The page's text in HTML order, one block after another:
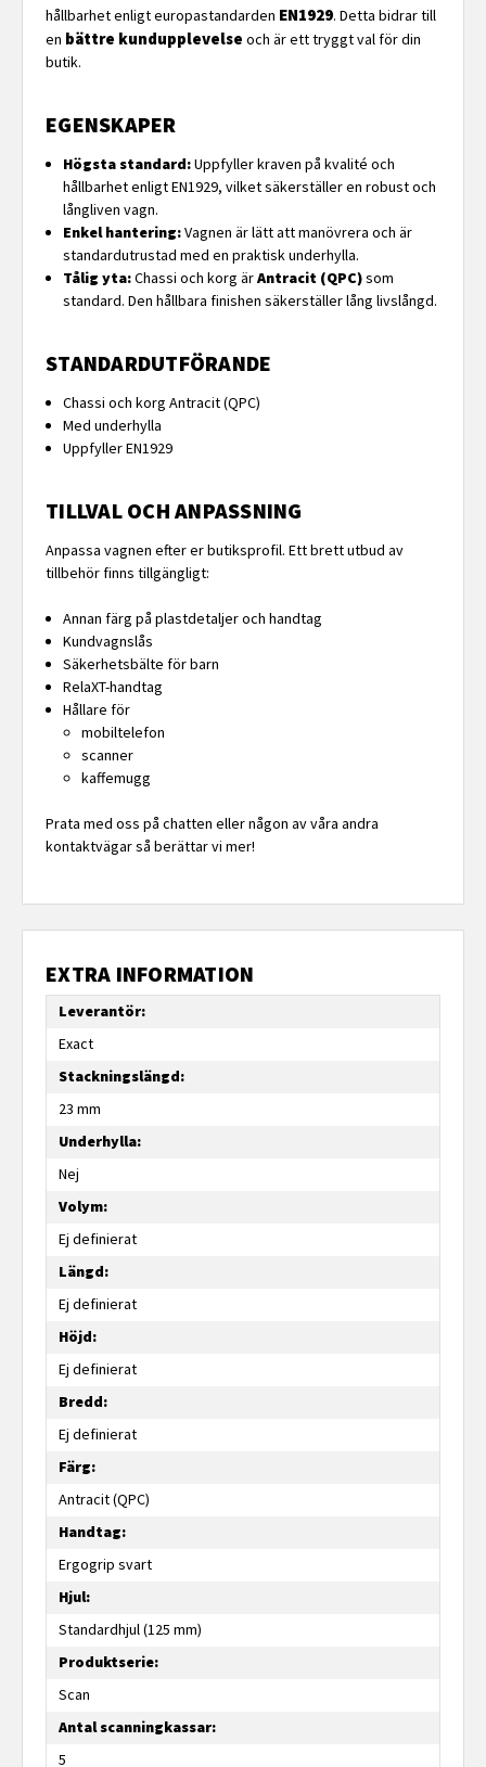
hållbarhet enligt europastandarden EN1929. Detta bidrar till
en bättre kundupplevelse och är ett tryggt val för din
butik.
EGENSKAPER
Högsta standard:Uppfyller kraven på kvalité och
hållbarhet enligt EN1929, vilket säkerställer en robust och
långliven vagn.
Enkel hantering:Vagnen är lätt att manövrera och är
standardutrustad med en praktisk underhylla.
Tålig yta:Chassi och korg ärAntracit (QPC)som
standard. Den hållbara finishen säkerställer lång livslångd.
STANDARDUTFÖRANDE
Chassi och korg Antracit (QPC)
Med underhylla
Uppfyller EN1929
TILLVAL OCH ANPASSNING
Anpassa vagnen efter er butiksprofil. Ett brett utbud av
tillbehör finns tillgängligt:
Annan färg på plastdetaljer och handtag
Kundvagnslås
Säkerhetsbälte för barn
RelaXT-handtag
Hållare för
mobiltelefon
scanner
kaffemugg
Prata med oss på chatten eller någon av våra andra
kontaktvägar så berättar vi mer!
EXTRA INFORMATION
Leverantör:
Exact
Stackningslängd:
23 mm
Underhylla:
Nej
Volym:
Ej definierat
Längd:
Ej definierat
Höjd:
Ej definierat
Bredd:
Ej definierat
Färg:
Antracit (QPC)
Handtag:
Ergogrip svart
Hjul:
Standardhjul (125 mm)
Produktserie:
Scan
Antal scanningkassar:
5